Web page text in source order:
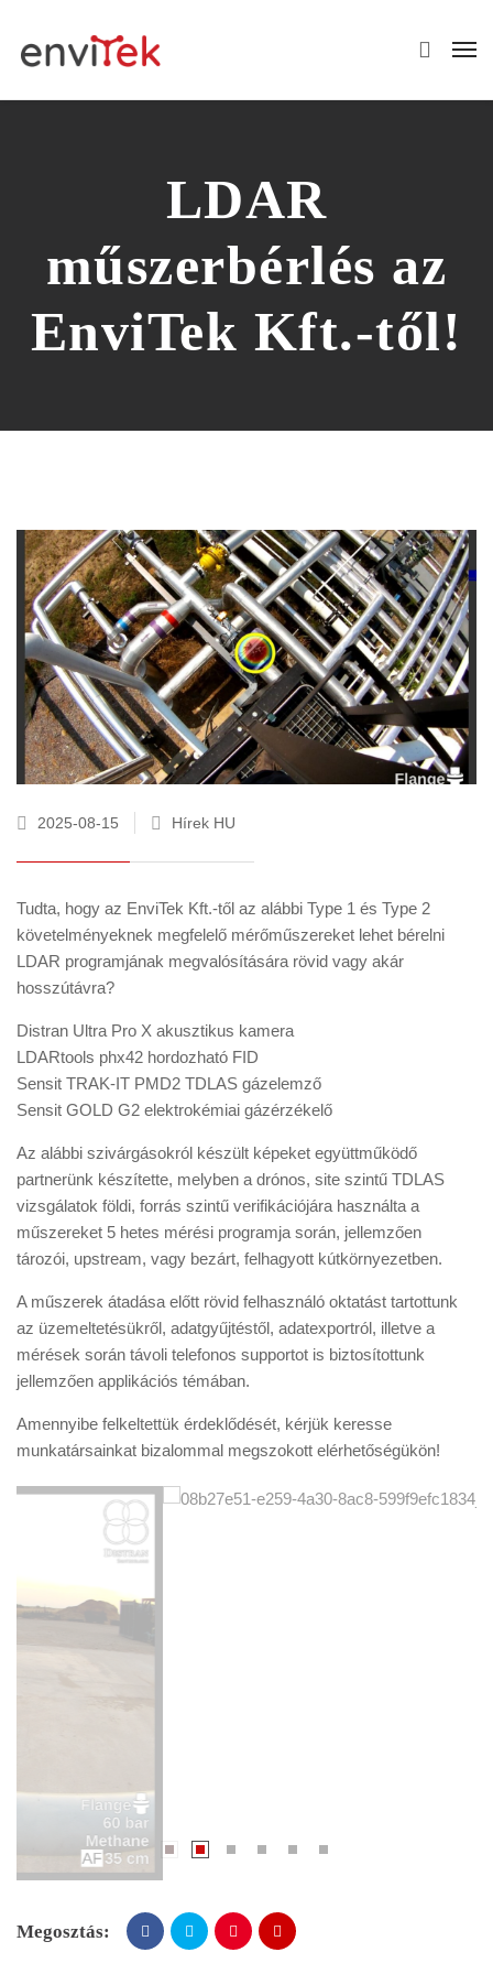
LDAR
műszerbérlés az
EnviTek Kft.-től!
2025-08-15 Hírek HU
Tudta, hogy az EnviTek Kft.-től az alábbi Type 1 és Type 2
követelményeknek megfelelő mérőműszereket lehet bérelni
LDAR programjának megvalósítására rövid vagy akár
hosszútávra?
Distran Ultra Pro X akusztikus kamera
LDARtools phx42 hordozható FID
Sensit TRAK-IT PMD2 TDLAS gázelemző
Sensit GOLD G2 elektrokémiai gázérzékelő
Az alábbi szivárgásokról készült képeket együttműködő
partnerünk készítette, melyben a drónos, site szintű TDLAS
vizsgálatok földi, forrás szintű verifikációjára használta a
műszereket 5 hetes mérési programja során, jellemzően
tározói, upstream, vagy bezárt, felhagyott kútkörnyezetben.
A műszerek átadása előtt rövid felhasználó oktatást tartottunk
az üzemeltetésükről, adatgyűjtéstől, adatexportról, illetve a
mérések során távoli telefonos supportot is biztosítottunk
jellemzően applikációs témában.
Amennyibe felkeltettük érdeklődését, kérjük keresse
munkatársainkat bizalommal megszokott elérhetőségükön!
Megosztás: